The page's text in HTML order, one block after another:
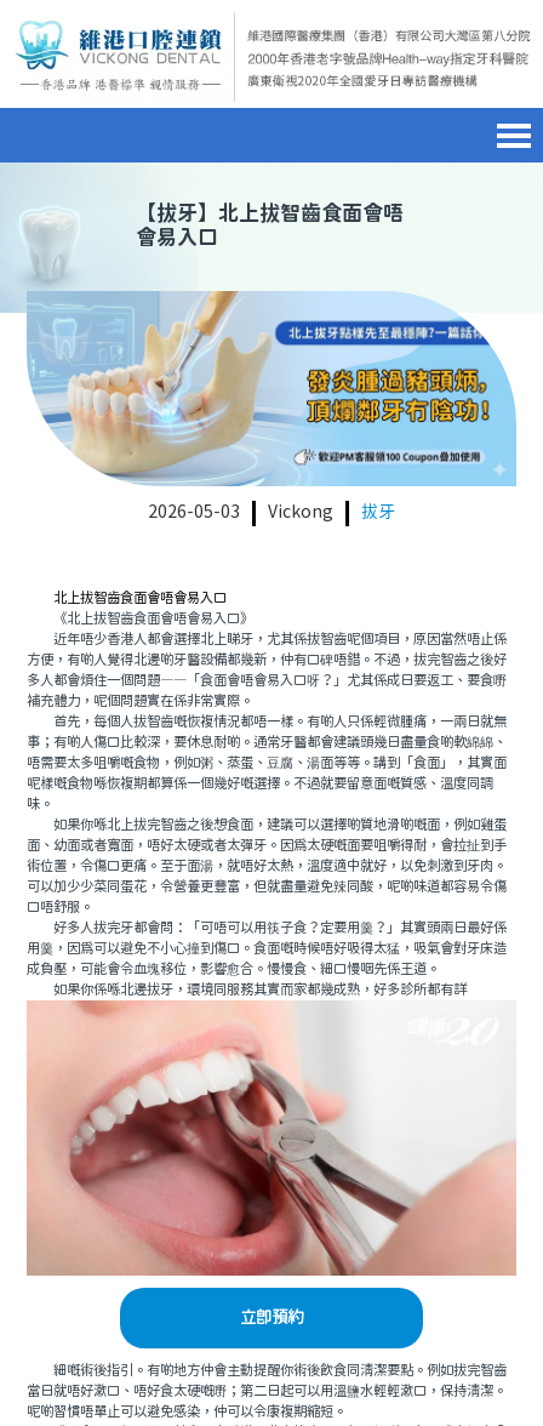
醫院簡介 hospital introduction
醫生介紹doctor introduction
醫療新聞medical news
種植牙dental implant
orthodontics
預約牙醫contact us
微信預約
WhatsApp預約
【拔牙】北上拔智齒食面會唔
會易入口
2026-05-03 Vickong 拔牙
北上拔智齒食面會唔會易入口
《北上拔智齒食面會唔會易入口》
近年唔少香港人都會選擇北上睇牙，尤其係拔智齒呢個項目，原因當然唔止係
方便，有啲人覺得北邊啲牙醫設備都幾新，仲有口碑唔錯。不過，拔完智齒之後好
多人都會煩住一個問題——「食面會唔會易入口呀？」尤其係成日要返工、要食嘢
補充體力，呢個問題實在係非常實際。
首先，每個人拔智齒嘅恢複情況都唔一樣。有啲人只係輕微腫痛，一兩日就無
事；有啲人傷口比較深，要休息耐啲。通常牙醫都會建議頭幾日盡量食啲軟綿綿、
唔需要太多咀嚼嘅食物，例如粥、蒸蛋、豆腐、湯面等等。講到「食面」，其實面
呢樣嘅食物喺恢複期都算係一個幾好嘅選擇。不過就要留意面嘅質感、溫度同調
味。
如果你喺北上拔完智齒之後想食面，建議可以選擇啲質地滑啲嘅面，例如雞蛋
面、幼面或者寬面，唔好太硬或者太彈牙。因爲太硬嘅面要咀嚼得耐，會拉扯到手
術位置，令傷口更痛。至于面湯，就唔好太熱，溫度適中就好，以免刺激到牙肉。
可以加少少菜同蛋花，令營養更豐富，但就盡量避免辣同酸，呢啲味道都容易令傷
口唔舒服。
好多人拔完牙都會問：「可唔可以用筷子食？定要用羹？」其實頭兩日最好係
用羹，因爲可以避免不小心撞到傷口。食面嘅時候唔好吸得太猛，吸氣會對牙床造
成負壓，可能會令血塊移位，影響愈合。慢慢食、細口慢咽先係王道。
如果你係喺北邊拔牙，環境同服務其實而家都幾成熟，好多診所都有詳
立即預約
細嘅術後指引。有啲地方仲會主動提醒你術後飲食同清潔要點。例如拔完智齒
當日就唔好漱口、唔好食太硬嘅嘢；第二日起可以用溫鹽水輕輕漱口，保持清潔。
呢啲習慣唔單止可以避免感染，仲可以令康複期縮短。